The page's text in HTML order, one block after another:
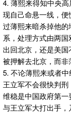
4. 薄熙来得知中央
现自己命悬一线，
过薄熙来暗杀掉他
系，处理方式由两
出回北京，还是美
被押解去北京，而非
5. 不论薄熙来或者
王立军不会很快判
维稳是中国政府第
与王立军大打出手，